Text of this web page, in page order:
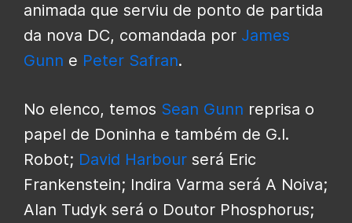
animada que serviu de ponto de partida
da nova DC, comandada por James
Gunn e Peter Safran.
No elenco, temos Sean Gunn reprisa o
papel de Doninha e também de G.I.
Robot; David Harbour será Eric
Frankenstein; Indira Varma será A Noiva;
Alan Tudyk será o Doutor Phosphorus;